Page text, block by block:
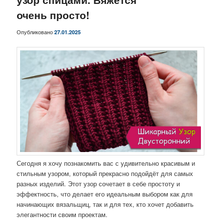
очень просто!
Опубликовано27.01.2025
Сегодня я хочу познакомить вас с удивительно красивым и
стильным узором, который прекрасно подойдёт для самых
разных изделий. Этот узор сочетает в себе простоту и
эффектность, что делает его идеальным выбором как для
начинающих вязальщиц, так и для тех, кто хочет добавить
элегантности своим проектам.